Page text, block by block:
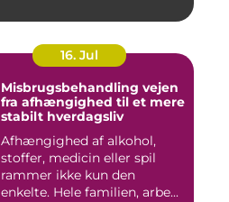
16. Jul
Misbrugsbehandling vejen
fra afhængighed til et mere
stabilt hverdagsliv
Afhængighed af alkohol,
stoffer, medicin eller spil
rammer ikke kun den
enkelte. Hele familien, arbe...